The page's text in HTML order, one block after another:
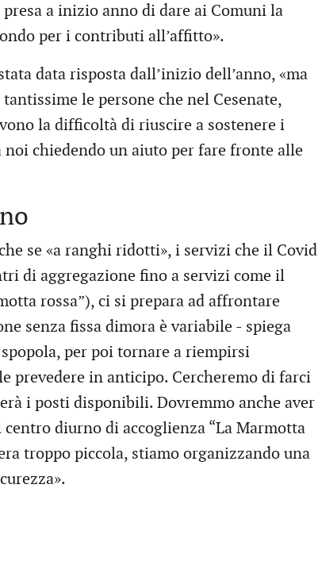
a inizio anno di dare ai Comuni la
per i contributi all’affitto».
data risposta dall’inizio dell’anno, «ma
le persone che nel Cesenate,
la difficoltà di riuscire a sostenere i
chiedendo un aiuto per fare fronte alle
se «a ranghi ridotti», i servizi che il Covid
di aggregazione fino a servizi come il
rossa”), ci si prepara ad affrontare
senza fissa dimora è variabile - spiega
per poi tornare a riempirsi
prevedere in anticipo. Cercheremo di farci
i posti disponibili. Dovremmo anche aver
diurno di accoglienza “La Marmotta
troppo piccola, stiamo organizzando una